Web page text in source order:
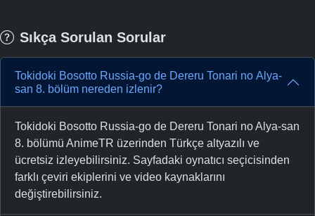
Sıkça Sorulan Sorular
Tokidoki Bosotto Russia-go de Dereru Tonari no Alya-
san 8. bölüm nereden izlenir?
Tokidoki Bosotto Russia-go de Dereru Tonari no Alya-san
8. bölümü AnimeTR üzerinden Türkçe altyazılı ve
ücretsiz izleyebilirsiniz. Sayfadaki oynatıcı seçicisinden
farklı çeviri ekiplerini ve video kaynaklarını
değiştirebilirsiniz.